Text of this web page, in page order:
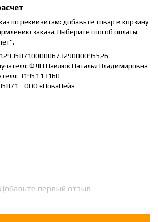
по реквизитам: добавьте товар в корзину
заказа. Выберите способ оплаты
ФЛП Павлюк Наталья Владимировна
3195113160
- ООО «НоваПей»
Добавьте первый отзыв